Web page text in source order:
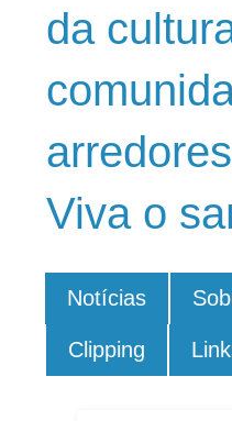
da
Viva o
Notícias
Clipping